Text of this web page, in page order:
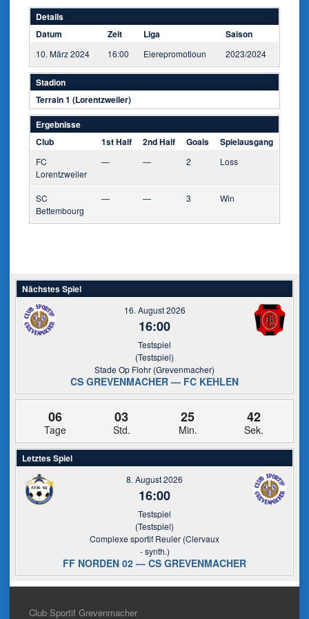
Details
Datum
Zeit Liga Saison
10. März 2024 16:00 Eierepromotioun 2023/2024
Stadion
Terrain 1 (Lorentzweiler)
Ergebnisse
Club
1st Half 2nd Half Goals Spielausgang
FC
Lorentzweiler
— — 2 Loss
SC
Bettembourg
— — 3 Win
Nächstes Spiel
16. August 2026
16:00
Testspiel
(Testspiel)
Stade Op Flohr (Grevenmacher)
CS GREVENMACHER — FC KEHLEN
06
Tage
03
Std.
25
Min.
42
Sek.
Letztes Spiel
8. August 2026
16:00
Testspiel
(Testspiel)
Complexe sportif Reuler (Clervaux
- synth.)
FF NORDEN 02 — CS GREVENMACHER
Club Sportif Grevenmacher